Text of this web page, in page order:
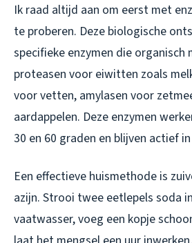
Ik raad altijd aan om eerst met
te proberen. Deze biologische
specifieke enzymen die organisch
proteasen voor eiwitten zoals
voor vetten, amylasen voor
aardappelen. Deze enzymen
30 en 60 graden en blijven actief
Een effectieve huismethode is
azijn. Strooi twee eetlepels soda
vaatwasser, voeg een kopje